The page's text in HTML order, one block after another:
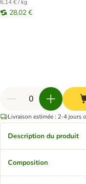
6,14 € / kg
28,02 €
Livraison estimée : 2-4 jours
Description du produit
Composition